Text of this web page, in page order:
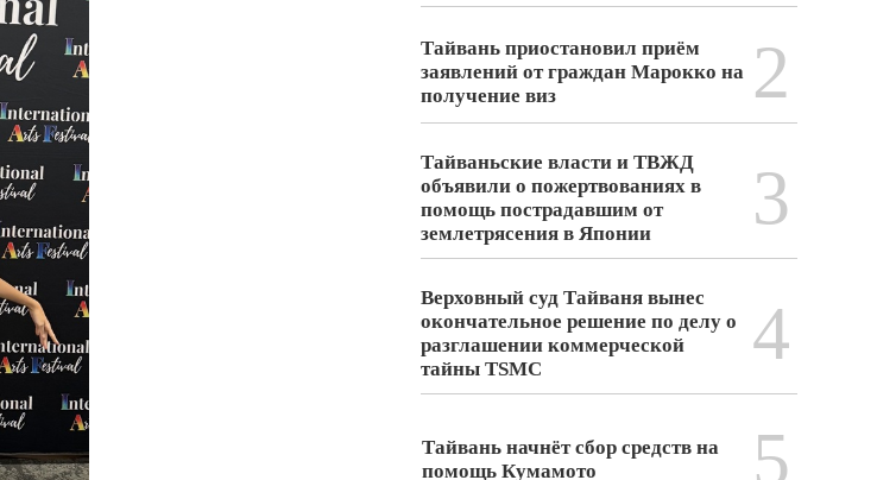
Тайвань приостановил приём
заявлений от граждан Марокко на
получение виз
2
Тайваньские власти и ТВЖД
объявили о пожертвованиях в
помощь пострадавшим от
землетрясения в Японии
3
Верховный суд Тайваня вынес
окончательное решение по делу о
разглашении коммерческой
тайны TSMC
4
Тайвань начнёт сбор средств на
помощь Кумамото
5